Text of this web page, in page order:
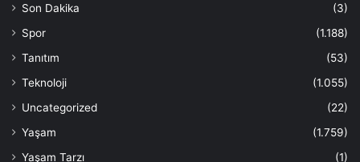
Son Dakika
(3)
Spor
(1.188)
Tanıtım
(53)
Teknoloji
(1.055)
Uncategorized
(22)
Yaşam
(1.759)
Yaşam Tarzı
(1)